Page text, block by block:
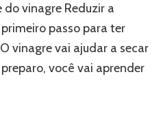
vinagre Reduzir a
passo para ter
vinagre vai ajudar a secar
você vai aprender